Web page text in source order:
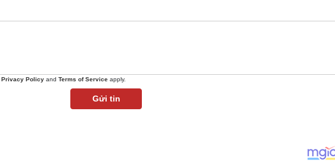
Privacy Policy and Terms of Service apply.
Gửi tin